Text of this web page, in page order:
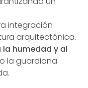
integración
arquitectónica.
humedad y al
la guardiana